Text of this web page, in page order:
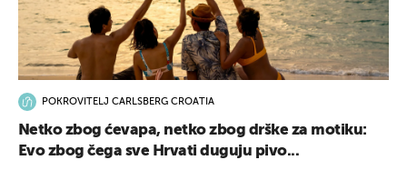
POKROVITELJ CARLSBERG CROATIA
Netko zbog ćevapa, netko zbog drške za motiku:
Evo zbog čega sve Hrvati duguju pivo...